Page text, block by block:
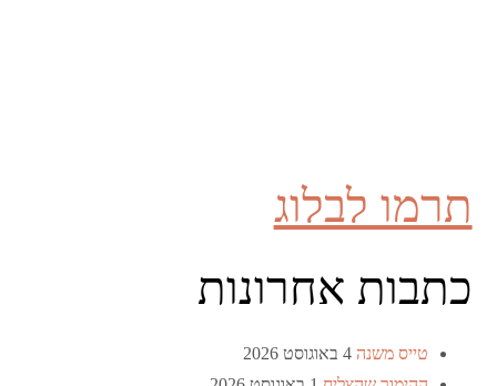
תרמו לבלוג
כתבות אחרונות
טייס משנה 4 באוגוסט 2026